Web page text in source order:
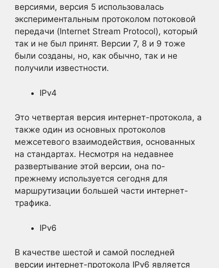
версиями, версия 5 использовалась
экспериментальным протоколом потоковой
передачи (Internet Stream Protocol), который
так и не был принят. Версии 7, 8 и 9 тоже
были созданы, но, как обычно, так и не
получили известности.
IPv4
Это четвертая версия интернет-протокола, а
также один из основных протоколов
межсетевого взаимодействия, основанных
на стандартах. Несмотря на недавнее
развертывание этой версии, она по-
прежнему используется сегодня для
маршрутизации большей части интернет-
трафика.
IPv6
В качестве шестой и самой последней
версии интернет-протокола IPv6 является